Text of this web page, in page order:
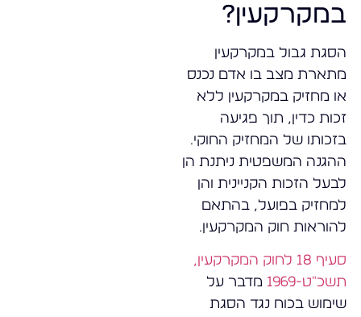
במקרקעין?
הסגת גבול במקרקעין
מתארת מצב בו אדם נכנס
או מחזיק במקרקעין ללא
זכות כדין, תוך פגיעה
בזכותו של המחזיק החוקי.
ההגנה המשפטית ניתנת הן
לבעל הזכות הקניינית והן
למחזיק בפועל, בהתאם
להוראות חוק המקרקעין.
סעיף 18 לחוק המקרקעין,
תשכ"ט-1969
מדבר על
שימוש בכוח נגד הסגת